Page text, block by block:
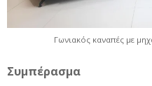
Γωνιακός καναπές με
Συμπέρασμα